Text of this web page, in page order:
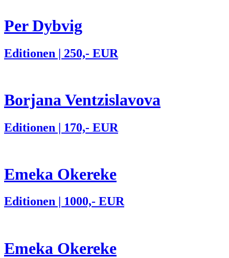
Per Dybvig
Editionen | 250,- EUR
Borjana Ventzislavova
Editionen | 170,- EUR
Emeka Okereke
Editionen | 1000,- EUR
Emeka Okereke